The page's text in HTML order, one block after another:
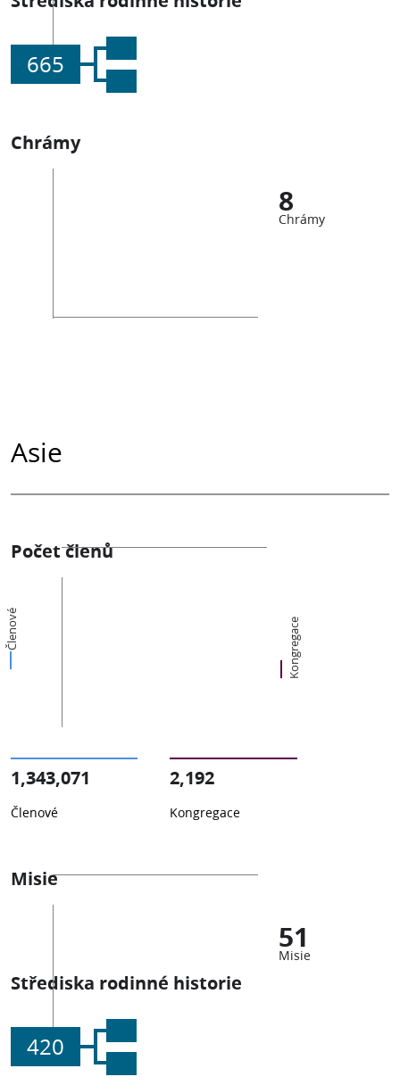
665
Chrámy
8
Chrámy
Asie
Počet členů
Členové Kongregace
1,343,071
Členové
2,192
Kongregace
Misie
51
Misie
Střediska rodinné historie
420